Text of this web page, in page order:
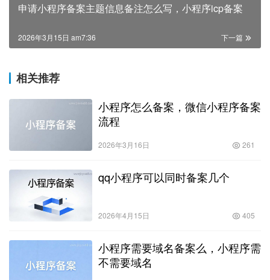
申请小程序备案主题信息备注怎么写，小程序icp备案
下一篇
2026年3月15日 am7:36
相关推荐
小程序怎么备案，微信小程序备案
流程
2026年3月16日 261
qq小程序可以同时备案几个
2026年4月15日 405
小程序需要域名备案么，小程序需
不需要域名